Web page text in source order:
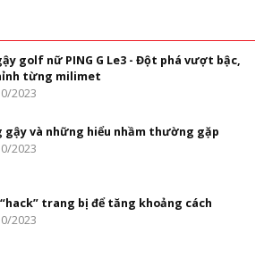
golf nữ PING G Le3 - Đột phá vượt bậc,
từng milimet
2023
và những hiểu nhầm thường gặp
2023
“hack” trang bị để tăng khoảng cách
2023